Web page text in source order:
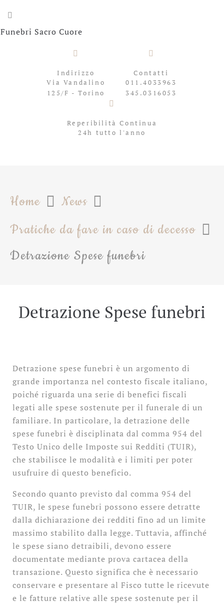
Indirizzo
Via Vandalino
125/F - Torino
Contatti
011.4033963
345.0316053
Reperibilità Continua
24h tutto l'anno
Home
News
Pratiche da fare in caso di decesso
Detrazione Spese funebri
Detrazione Spese funebri
Detrazione spese funebri è un argomento di
grande importanza nel contesto fiscale italiano,
poiché riguarda una serie di benefici fiscali
legati alle spese sostenute per il funerale di un
familiare. In particolare, la detrazione delle
spese funebri è disciplinata dal comma 954 del
Testo Unico delle Imposte sui Redditi (TUIR),
che stabilisce le modalità e i limiti per poter
usufruire di questo beneficio.
Secondo quanto previsto dal comma 954 del
TUIR, le spese funebri possono essere detratte
dalla dichiarazione dei redditi fino ad un limite
massimo stabilito dalla legge. Tuttavia, affinché
le spese siano detraibili, devono essere
documentate mediante prova cartacea della
transazione. Questo significa che è necessario
conservare e presentare al Fisco tutte le ricevute
e le fatture relative alle spese sostenute per il